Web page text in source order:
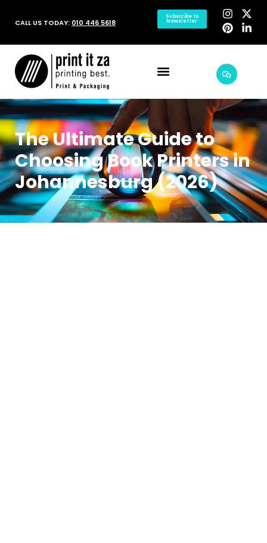
CALL US TODAY: 010 446 5618
Subscribe to
Newsletter
The Ultimate Guide to
Choosing Book Printers in
Johannesburg (2026)